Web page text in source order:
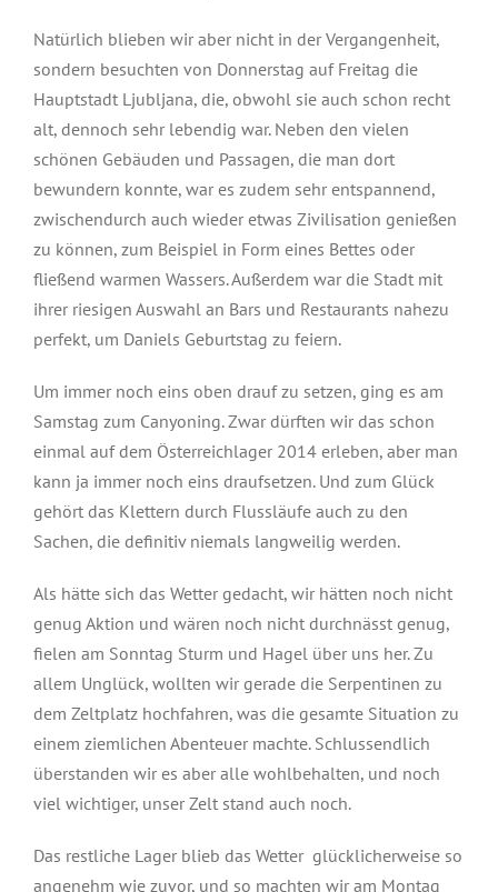
Natürlich blieben wir aber nicht in der Vergangenheit,
sondern besuchten von Donnerstag auf Freitag die
Hauptstadt Ljubljana, die, obwohl sie auch schon recht
alt, dennoch sehr lebendig war. Neben den vielen
schönen Gebäuden und Passagen, die man dort
bewundern konnte, war es zudem sehr entspannend,
zwischendurch auch wieder etwas Zivilisation genießen
zu können, zum Beispiel in Form eines Bettes oder
fließend warmen Wassers. Außerdem war die Stadt mit
ihrer riesigen Auswahl an Bars und Restaurants nahezu
perfekt, um Daniels Geburtstag zu feiern.
Um immer noch eins oben drauf zu setzen, ging es am
Samstag zum Canyoning. Zwar dürften wir das schon
einmal auf dem Österreichlager 2014 erleben, aber man
kann ja immer noch eins draufsetzen. Und zum Glück
gehört das Klettern durch Flussläufe auch zu den
Sachen, die definitiv niemals langweilig werden.
Als hätte sich das Wetter gedacht, wir hätten noch nicht
genug Aktion und wären noch nicht durchnässt genug,
fielen am Sonntag Sturm und Hagel über uns her. Zu
allem Unglück, wollten wir gerade die Serpentinen zu
dem Zeltplatz hochfahren, was die gesamte Situation zu
einem ziemlichen Abenteuer machte. Schlussendlich
überstanden wir es aber alle wohlbehalten, und noch
viel wichtiger, unser Zelt stand auch noch.
Das restliche Lager blieb das Wetter glücklicherweise so
angenehm wie zuvor, und so machten wir am Montag